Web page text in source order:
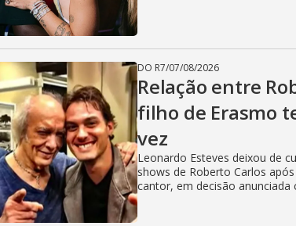
DO R7/07/08/2026
Relação entre
filho de Erasmo
vez
Leonardo Esteves deixou de
shows de Roberto Carlos
cantor, em decisão anunciada